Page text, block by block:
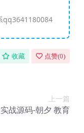
qq3641180084
收藏 点赞(0)
上一篇
战源码-朝夕 教育